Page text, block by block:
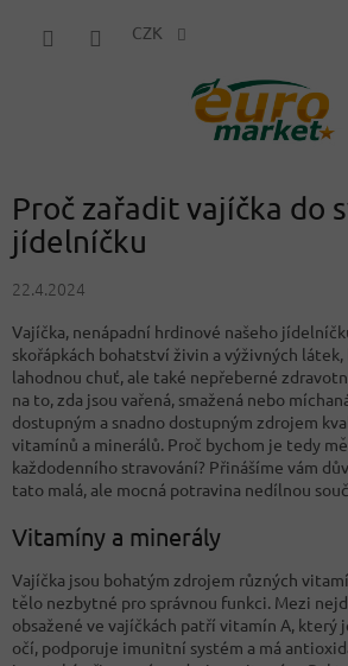
CZK
Proč zařadit vajíčka do
jídelníčku
22.4.2024
Vajíčka, nenápadní hrdinové našeho
skořápkách bohatství živin a výživných
lahodnou chuť, ale také nepřeberné
na to, zda jsou vařená, smažená nebo
dostupným a snadno dostupným zdrojem
vitamínů a minerálů. Proč bychom je tedy
každodenního stravování? Přinášíme vám
tato malá, ale mocná potravina nedílnou
Vitamíny a minerály
Vajíčka jsou bohatým zdrojem různých
tělo nezbytné pro správnou funkci. Mezi
obsažené ve vajíčkách patří vitamín A, který
očí, podporuje imunitní systém a má